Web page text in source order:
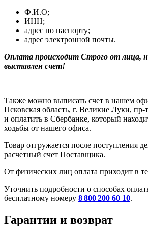
Ф.И.О;
ИНН;
адрес по паспорту;
адрес электронной почты.
Оплата происходит Строго от лица,
выставлен счет!
Также можно выписать счет в нашем
Псковская область, г. Великие Луки, пр-
и оплатить в Сбербанке, который
ходьбы от нашего офиса.
Товар отгружается после поступления
расчетный счет Поставщика.
От физических лиц оплата приходит в
Уточнить подробности о способах
бесплатному номеру 8 800 200 60 10.
Гарантии и возврат